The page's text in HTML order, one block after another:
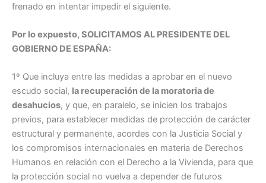
frenado en intentar impedir el siguiente.
Por lo expuesto, SOLICITAMOS AL PRESIDENTE DEL
GOBIERNO DE ESPAÑA:
1º Que incluya entre las medidas a aprobar en el nuevo
escudo social, la recuperación de la moratoria de
desahucios, y que, en paralelo, se inicien los trabajos
previos, para establecer medidas de protección de carácter
estructural y permanente, acordes con la Justicia Social y
los compromisos internacionales en materia de Derechos
Humanos en relación con el Derecho a la Vivienda, para que
la protección social no vuelva a depender de futuros